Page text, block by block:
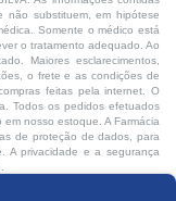
não substituem, em hipótese
Somente o médico está
o tratamento adequado. Ao
Maiores esclarecimentos,
o frete e as condições de
feitas pela internet. O
Todos os pedidos efetuados
nosso estoque. A Farmácia
de proteção de dados, para
A privacidade e a segurança